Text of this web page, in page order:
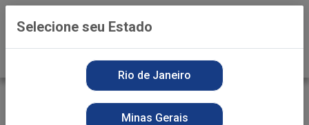
Selecione seu Estado
Rio de Janeiro
Minas Gerais